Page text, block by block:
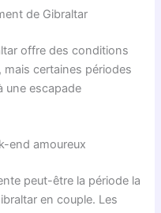
de Gibraltar
offre des conditions
mais certaines périodes
une escapade
end amoureux
peut-être la période la
en couple. Les